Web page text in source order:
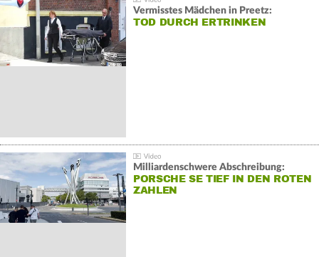
Vermisstes Mädchen in Preetz:
TOD DURCH ERTRINKEN
Milliardenschwere Abschreibung:
PORSCHE SE TIEF IN DEN ROTEN
ZAHLEN